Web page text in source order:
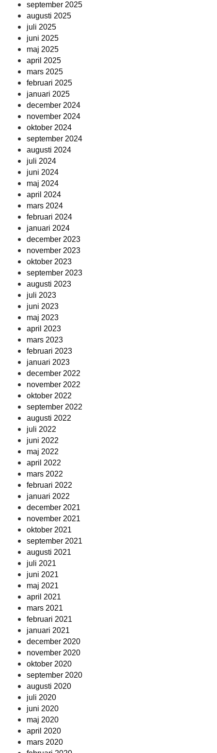
september 2025
augusti 2025
juli 2025
juni 2025
maj 2025
april 2025
mars 2025
februari 2025
januari 2025
december 2024
november 2024
oktober 2024
september 2024
augusti 2024
juli 2024
juni 2024
maj 2024
april 2024
mars 2024
februari 2024
januari 2024
december 2023
november 2023
oktober 2023
september 2023
augusti 2023
juli 2023
juni 2023
maj 2023
april 2023
mars 2023
februari 2023
januari 2023
december 2022
november 2022
oktober 2022
september 2022
augusti 2022
juli 2022
juni 2022
maj 2022
april 2022
mars 2022
februari 2022
januari 2022
december 2021
november 2021
oktober 2021
september 2021
augusti 2021
juli 2021
juni 2021
maj 2021
april 2021
mars 2021
februari 2021
januari 2021
december 2020
november 2020
oktober 2020
september 2020
augusti 2020
juli 2020
juni 2020
maj 2020
april 2020
mars 2020